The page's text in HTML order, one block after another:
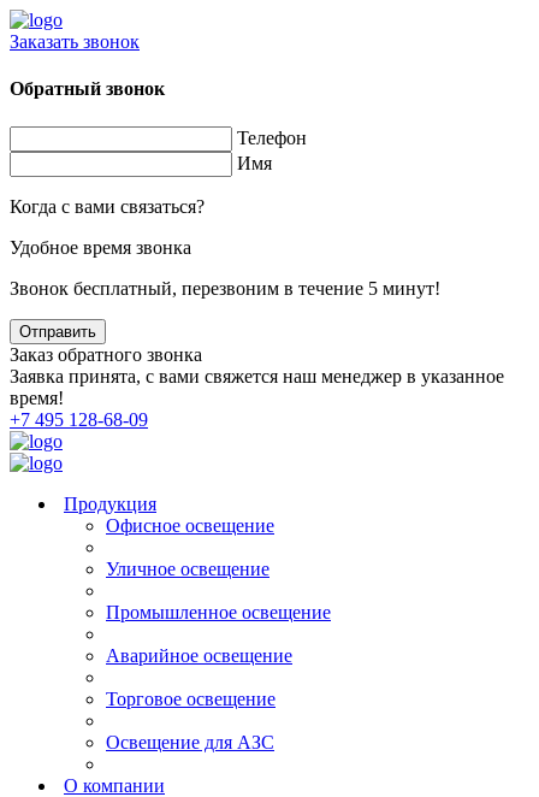
Заказать звонок
Обратный звонок
Телефон
Имя
Когда с вами связаться?
Удобное время звонка
Звонок бесплатный, перезвоним в течение 5 минут!
Заказ обратного звонка
Заявка принята, с вами свяжется наш менеджер в указанное
время!
+7 495 128-68-09
Продукция
Офисное освещение
Уличное освещение
Промышленное освещение
Аварийное освещение
Торговое освещение
Освещение для АЗС
О компании